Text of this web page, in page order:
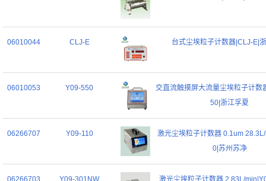
06010044 CLJ-E 台式尘埃粒子计数器|CLJ-E|
06010053 Y09-550
交直流触摸屏大流量尘埃粒子计数
50|浙江孚夏
06266707 Y09-110
激光尘埃粒子计数器 0.1um
0|苏州苏净
06266703 Y09-301NW
激光尘埃粒子计数器 2.83L/